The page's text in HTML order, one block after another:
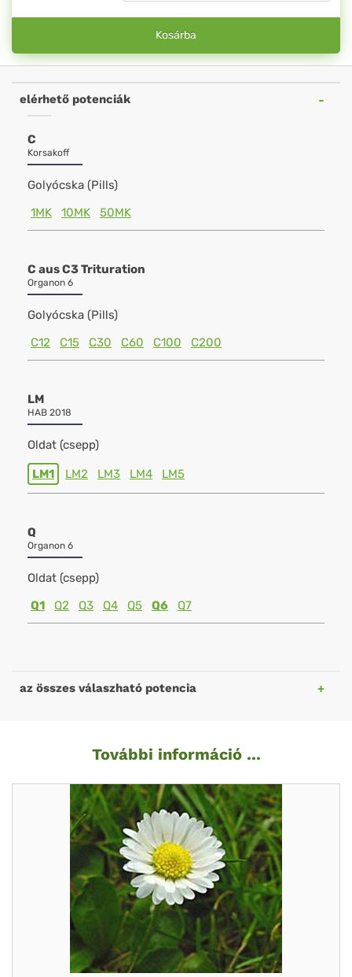
Kosárba
elérhető potenciák
C
Korsakoff
Golyócska (Pills)
1MK
10MK 50MK
C aus C3 Trituration
Organon 6
Golyócska (Pills)
C12
C15 C30 C60 C100 C200
LM
HAB 2018
Oldat (csepp)
LM1 LM2 LM3 LM4 LM5
Q
Organon 6
Oldat (csepp)
Q1
Q2 Q3 Q4 Q5 Q6 Q7
az összes válaszható potencia
További információ ...